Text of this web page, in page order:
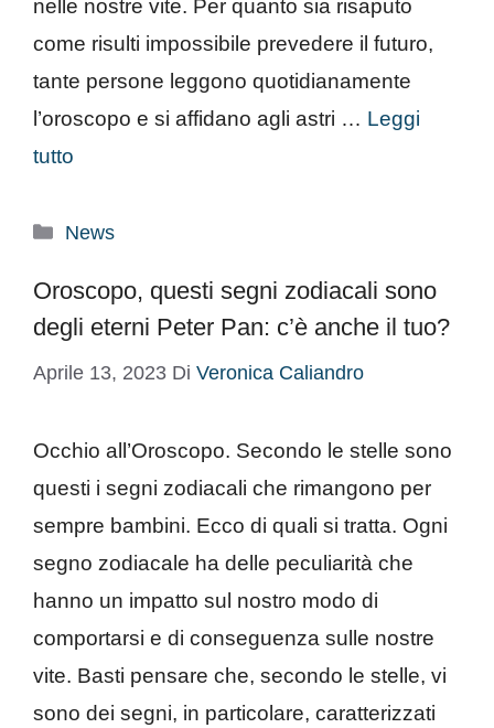
nelle nostre vite. Per quanto sia risaputo
come risulti impossibile prevedere il futuro,
tante persone leggono quotidianamente
l’oroscopo e si affidano agli astri … Leggi
tutto
Categorie
News
Oroscopo, questi segni zodiacali sono
degli eterni Peter Pan: c’è anche il tuo?
Aprile 13, 2023 Di Veronica Caliandro
Occhio all’Oroscopo. Secondo le stelle sono
questi i segni zodiacali che rimangono per
sempre bambini. Ecco di quali si tratta. Ogni
segno zodiacale ha delle peculiarità che
hanno un impatto sul nostro modo di
comportarsi e di conseguenza sulle nostre
vite. Basti pensare che, secondo le stelle, vi
sono dei segni, in particolare, caratterizzati